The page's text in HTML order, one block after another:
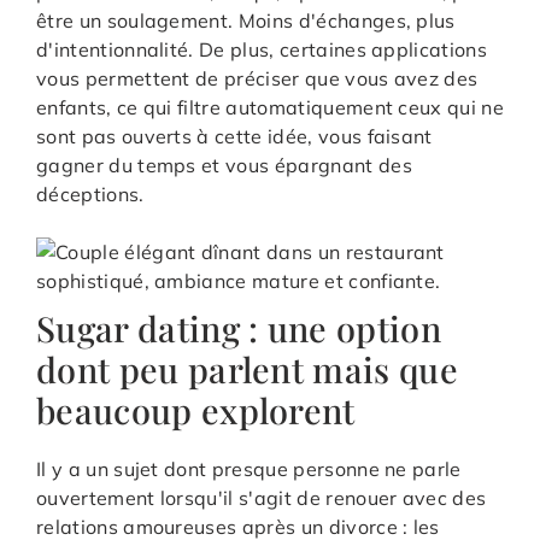
être un soulagement. Moins d'échanges, plus
d'intentionnalité. De plus, certaines applications
vous permettent de préciser que vous avez des
enfants, ce qui filtre automatiquement ceux qui ne
sont pas ouverts à cette idée, vous faisant
gagner du temps et vous épargnant des
déceptions.
Sugar dating : une option
dont peu parlent mais que
beaucoup explorent
Il y a un sujet dont presque personne ne parle
ouvertement lorsqu'il s'agit de renouer avec des
relations amoureuses après un divorce : les